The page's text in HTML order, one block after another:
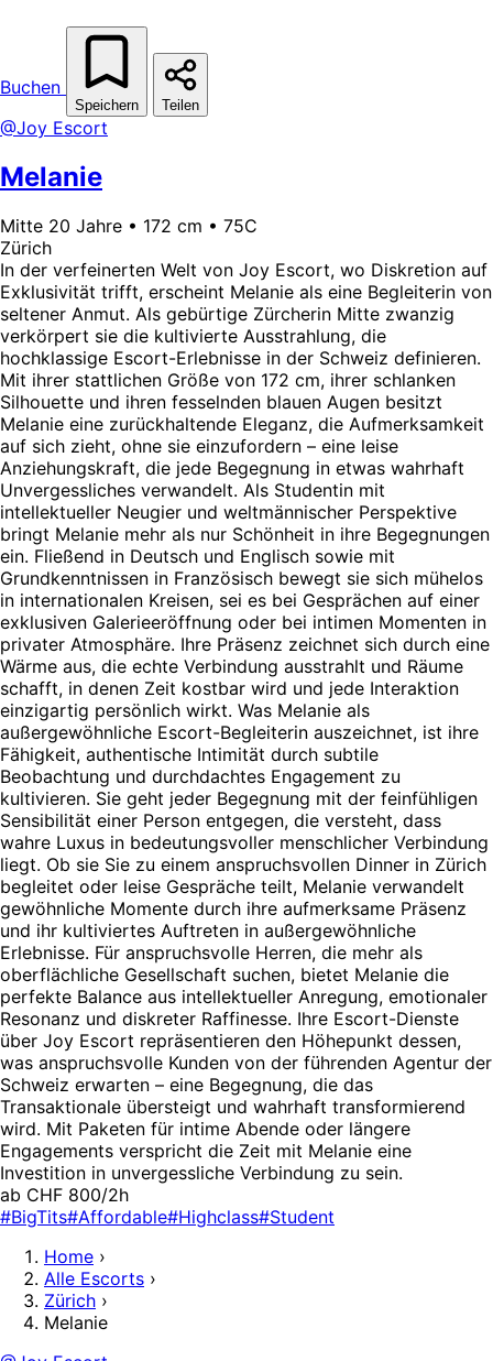
Buchen
Speichern Teilen
@Joy Escort
Melanie
Mitte 20 Jahre • 172 cm • 75C
Zürich
In der verfeinerten Welt von Joy Escort, wo Diskretion auf
Exklusivität trifft, erscheint Melanie als eine Begleiterin von
seltener Anmut. Als gebürtige Zürcherin Mitte zwanzig
verkörpert sie die kultivierte Ausstrahlung, die
hochklassige Escort-Erlebnisse in der Schweiz definieren.
Mit ihrer stattlichen Größe von 172 cm, ihrer schlanken
Silhouette und ihren fesselnden blauen Augen besitzt
Melanie eine zurückhaltende Eleganz, die Aufmerksamkeit
auf sich zieht, ohne sie einzufordern – eine leise
Anziehungskraft, die jede Begegnung in etwas wahrhaft
Unvergessliches verwandelt. Als Studentin mit
intellektueller Neugier und weltmännischer Perspektive
bringt Melanie mehr als nur Schönheit in ihre Begegnungen
ein. Fließend in Deutsch und Englisch sowie mit
Grundkenntnissen in Französisch bewegt sie sich mühelos
in internationalen Kreisen, sei es bei Gesprächen auf einer
exklusiven Galerieeröffnung oder bei intimen Momenten in
privater Atmosphäre. Ihre Präsenz zeichnet sich durch eine
Wärme aus, die echte Verbindung ausstrahlt und Räume
schafft, in denen Zeit kostbar wird und jede Interaktion
einzigartig persönlich wirkt. Was Melanie als
außergewöhnliche Escort-Begleiterin auszeichnet, ist ihre
Fähigkeit, authentische Intimität durch subtile
Beobachtung und durchdachtes Engagement zu
kultivieren. Sie geht jeder Begegnung mit der feinfühligen
Sensibilität einer Person entgegen, die versteht, dass
wahre Luxus in bedeutungsvoller menschlicher Verbindung
liegt. Ob sie Sie zu einem anspruchsvollen Dinner in Zürich
begleitet oder leise Gespräche teilt, Melanie verwandelt
gewöhnliche Momente durch ihre aufmerksame Präsenz
und ihr kultiviertes Auftreten in außergewöhnliche
Erlebnisse. Für anspruchsvolle Herren, die mehr als
oberflächliche Gesellschaft suchen, bietet Melanie die
perfekte Balance aus intellektueller Anregung, emotionaler
Resonanz und diskreter Raffinesse. Ihre Escort-Dienste
über Joy Escort repräsentieren den Höhepunkt dessen,
was anspruchsvolle Kunden von der führenden Agentur der
Schweiz erwarten – eine Begegnung, die das
Transaktionale übersteigt und wahrhaft transformierend
wird. Mit Paketen für intime Abende oder längere
Engagements verspricht die Zeit mit Melanie eine
Investition in unvergessliche Verbindung zu sein.
ab CHF 800/2h
#BigTits#Affordable#Highclass#Student
Home ›
Alle Escorts ›
Zürich ›
Melanie